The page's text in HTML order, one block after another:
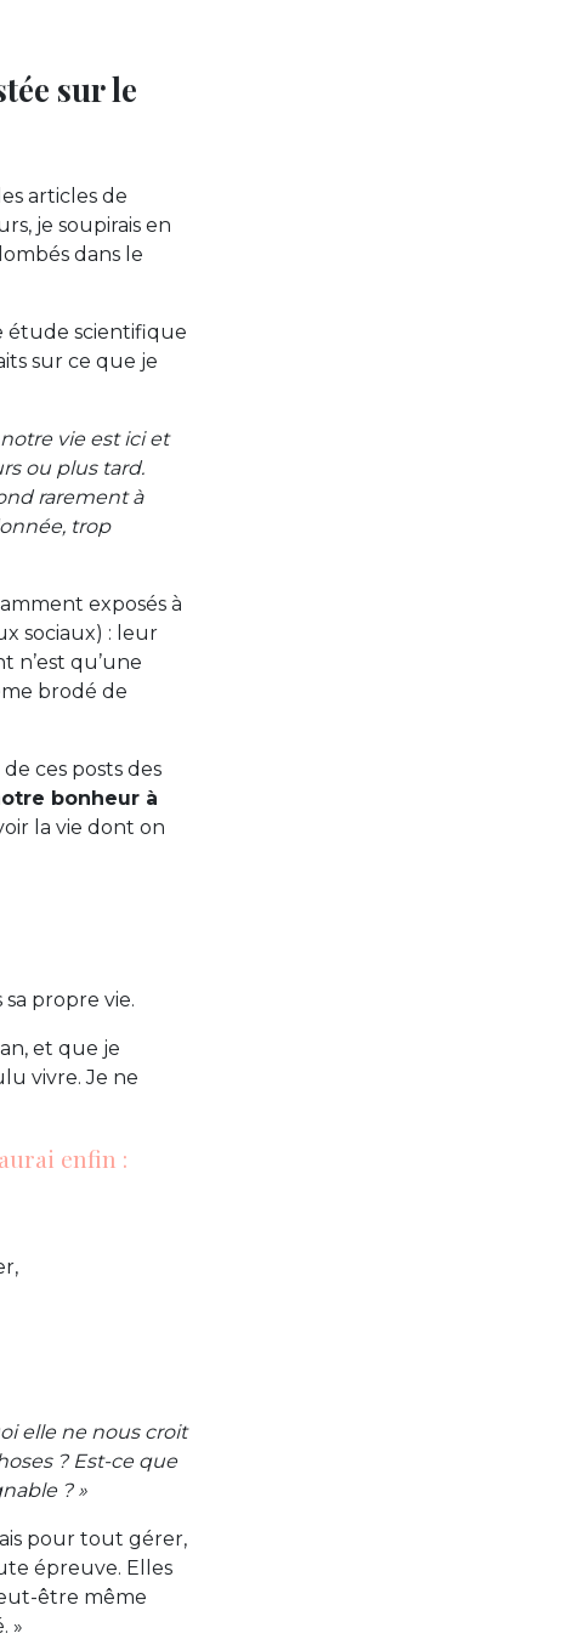
sur le
articles de
je soupirais en
dans le
étude scientifique
sur ce que je
vie est ici et
ou plus tard.
rarement à
trop
exposés à
sociaux) : leur
n’est qu’une
brodé de
ces posts des
bonheur à
la vie dont on
sa propre vie.
et que je
vivre. Je ne
enfin :
elle ne nous croit
? Est-ce que
? »
pour tout gérer,
épreuve. Elles
être même
»